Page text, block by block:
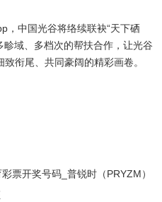
，中国光谷将络续联袂“天下硒
域、多档次的帮扶合作，让光谷
致衔尾、共同豪阔的精彩画卷。
票开奖号码_普锐时（PRYZM）